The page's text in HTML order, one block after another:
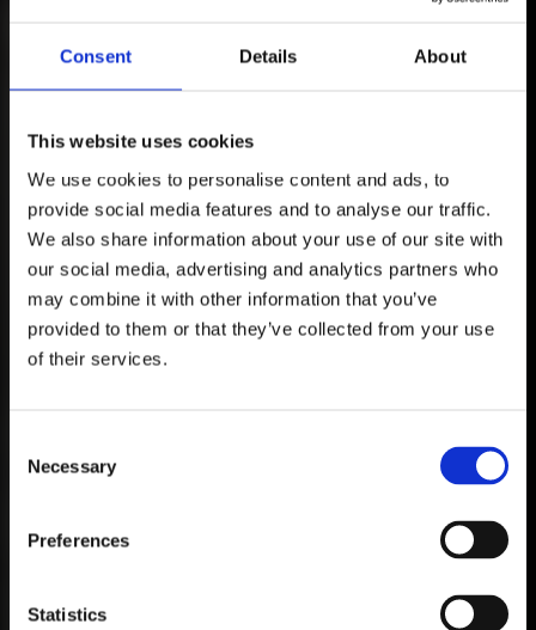
Consent Details About
This website uses cookies
We use cookies to personalise content and ads, to
provide social media features and to analyse our traffic.
We also share information about your use of our site with
our social media, advertising and analytics partners who
may combine it with other information that you’ve
provided to them or that they’ve collected from your use
of their services.
Selection
Necessary
Preferences
Statistics
ALLE AKTUELLEN VERANSTALTUNGEN IM A.M.
AKTUELLE VERANSTALTUNGEN